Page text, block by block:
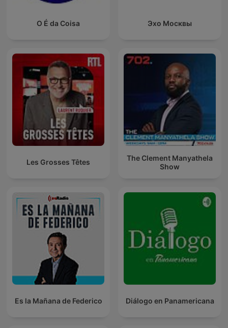
O É da Coisa Эхо Москвы
Les Grosses Têtes
The Clement Manyathela
Show
Es la Mañana de Federico Diálogo en Panamericana